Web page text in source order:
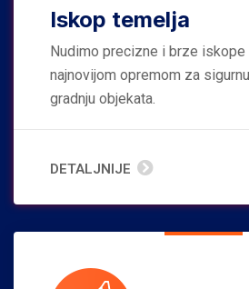
Iskop temelja
Nudimo precizne i brze iskope
najnovijom opremom za
gradnju objekata.
DETALJNIJE